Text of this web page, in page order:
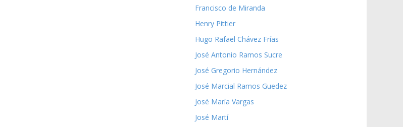
Francisco de Miranda
Henry Pittier
Hugo Rafael Chávez Frías
José Antonio Ramos Sucre
José Gregorio Hernández
José Marcial Ramos Guedez
José María Vargas
José Martí